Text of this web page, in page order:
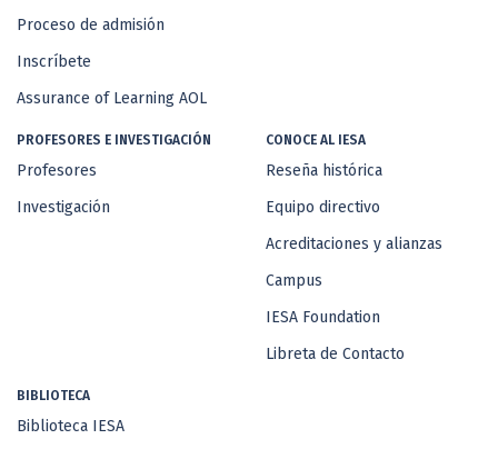
Proceso de admisión
Inscríbete
Assurance of Learning AOL
PROFESORES E INVESTIGACIÓN
Profesores
Investigación
CONOCE AL IESA
Reseña histórica
Equipo directivo
Acreditaciones y alianzas
Campus
IESA Foundation
Libreta de Contacto
BIBLIOTECA
Biblioteca IESA